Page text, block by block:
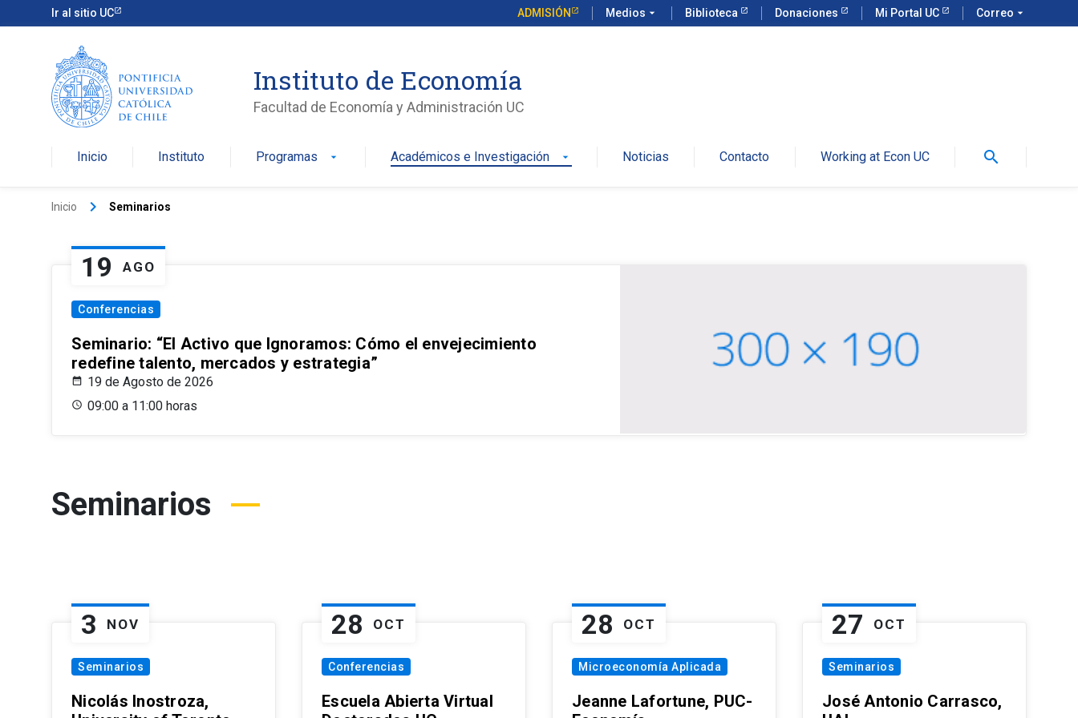
Ir al sitio UC ADMISIÓN Medios arrow_drop_down Biblioteca Donaciones Mi Portal UC Correo arrow_drop_down
Instituto de Economía
Facultad de Economía y Administración UC
Inicio Instituto Programas arrow_drop_down Académicos e Investigación arrow_drop_down Noticias Contacto Working at Econ UC search
Inicio keyboard_arrow_right Seminarios
19 AGO
Conferencias
Seminario: “El Activo que Ignoramos: Cómo el envejecimiento
redefine talento, mercados y estrategia”
19 de Agosto de 2026
09:00 a 11:00 horas
Seminarios
3 NOV
Seminarios
Nicolás Inostroza,
28 OCT
Conferencias
Escuela Abierta Virtual
28 OCT
Microeconomía Aplicada
Jeanne Lafortune, PUC-
27 OCT
Seminarios
José Antonio Carrasco,